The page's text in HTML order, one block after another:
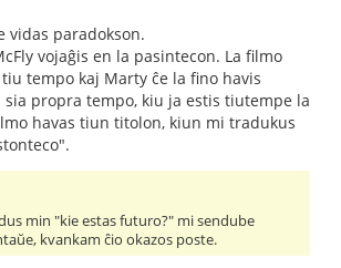
vidas paradokson.
vojaĝis en la pasintecon. La filmo
tempo kaj Marty ĉe la fino havis
propra tempo, kiu ja estis tiutempe la
havas tiun titolon, kiun mi tradukus
min "kie estas futuro?" mi sendube
kvankam ĉio okazos poste.